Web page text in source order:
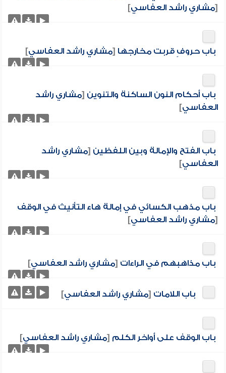
[مشاري راشد العفاسي]
باب حروفٍ قربت مخارجها [مشاري راشد العفاسي]
باب أحكام النون الساكنة والتنوين [مشاري راشد
العفاسي]
باب الفتح والإمالة وبين اللفظين [مشاري راشد
العفاسي]
باب مذهب الكسائي في إمالة هاء التأنيث في الوقف
[مشاري راشد العفاسي]
باب مذاهبهم في الراءات [مشاري راشد العفاسي]
باب اللامات [مشاري راشد العفاسي]
باب الوقف على أواخر الكلم [مشاري راشد العفاسي]